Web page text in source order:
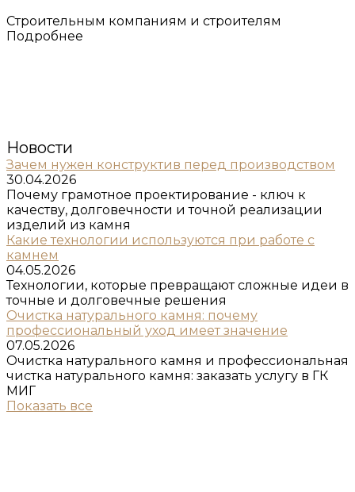
Строительным компаниям и строителям
Подробнее
Новости
Зачем нужен конструктив перед производством
30.04.2026
Почему грамотное проектирование - ключ к
качеству, долговечности и точной реализации
изделий из камня
Какие технологии используются при работе с
камнем
04.05.2026
Технологии, которые превращают сложные идеи в
точные и долговечные решения
Очистка натурального камня: почему
профессиональный уход имеет значение
07.05.2026
Очистка натурального камня и профессиональная
чистка натурального камня: заказать услугу в ГК
МИГ
Показать все